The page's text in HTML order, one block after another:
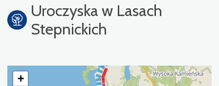
Uroczyska w Lasach
Stepnickich
+